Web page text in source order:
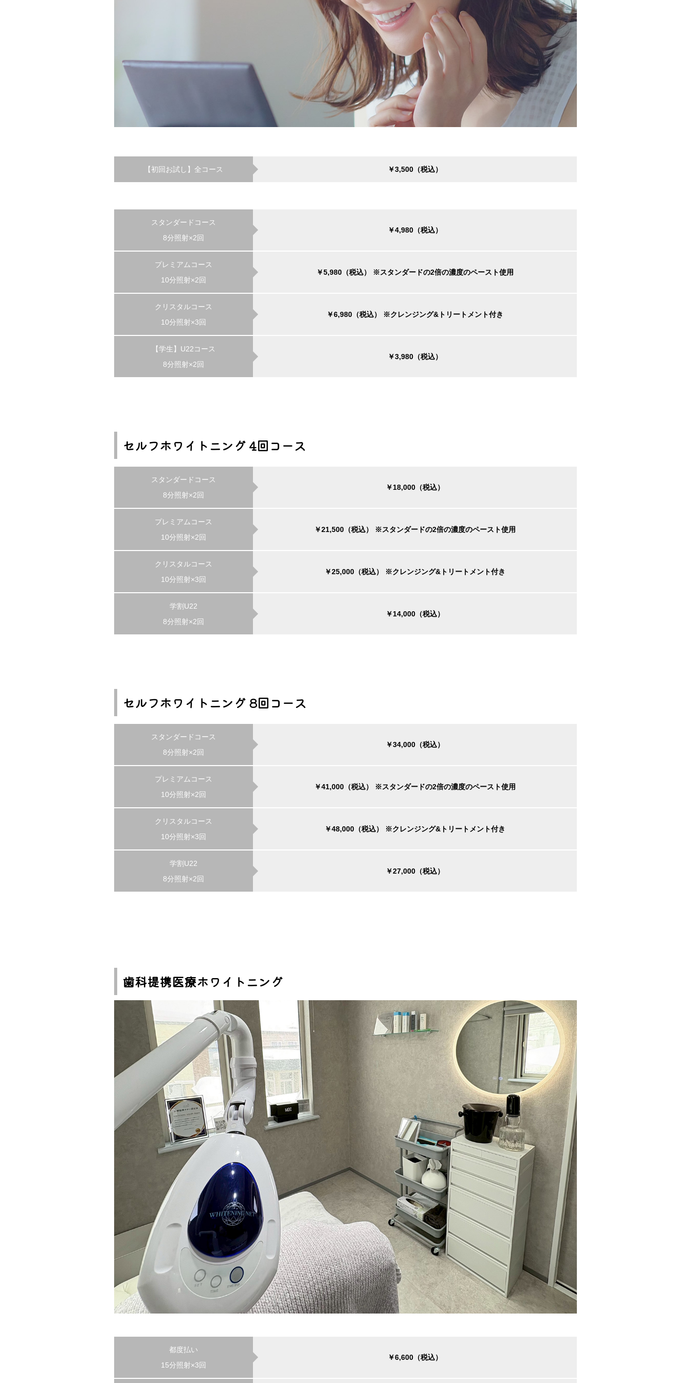
【初回お試し】全コース ￥3,500（税込）
スタンダードコース
8分照射×2回
￥4,980（税込）
プレミアムコース
10分照射×2回
￥5,980（税込） ※スタンダードの2倍の濃度のペースト使用
クリスタルコース
10分照射×3回
￥6,980（税込） ※クレンジング&トリートメント付き
【学生】U22コース
8分照射×2回
￥3,980（税込）
セルフホワイトニング 4回コース
スタンダードコース
8分照射×2回
￥18,000（税込）
プレミアムコース
10分照射×2回
￥21,500（税込） ※スタンダードの2倍の濃度のペースト使用
クリスタルコース
10分照射×3回
￥25,000（税込） ※クレンジング&トリートメント付き
学割U22
8分照射×2回
￥14,000（税込）
セルフホワイトニング 8回コース
スタンダードコース
8分照射×2回
￥34,000（税込）
プレミアムコース
10分照射×2回
￥41,000（税込） ※スタンダードの2倍の濃度のペースト使用
クリスタルコース
10分照射×3回
￥48,000（税込） ※クレンジング&トリートメント付き
学割U22
8分照射×2回
￥27,000（税込）
歯科提携医療ホワイトニング
都度払い
15分照射×3回
￥6,600（税込）